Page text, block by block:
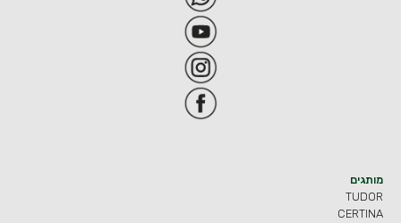
מותגים
TUDOR
CERTINA